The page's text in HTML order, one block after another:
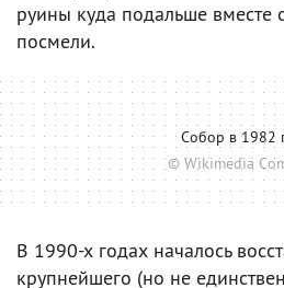
руины куда подальше
посмели.
Собор в 1982
© Wikimedia
В 1990-х годах началось
крупнейшего (но не